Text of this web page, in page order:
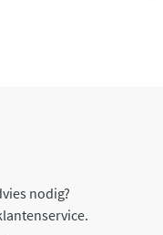
nodig?